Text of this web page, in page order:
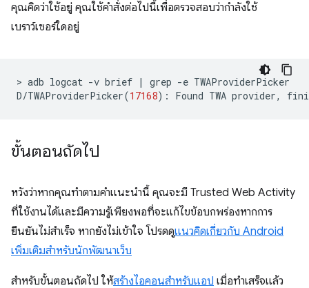
คุณคิดว่าใช้อยู่ คุณใช้คำสั่งต่อไปนี้เพื่อตรวจสอบว่ากำลังใช้
เบราว์เซอร์ใดอยู่
> adb logcat -v brief | grep -e TWAProviderPicker
D/TWAProviderPicker(17168) : Found TWA provider,
ขั้นตอนถัดไป
หวังว่าหากคุณทำตามคำแนะนำนี้ คุณจะมี Trusted Web Activity
ที่ใช้งานได้และมีความรู้เพียงพอที่จะแก้ไขข้อบกพร่องหากการ
ยืนยันไม่สำเร็จ หากยังไม่เข้าใจ โปรดดูแนวคิดเกี่ยวกับ Android
เพิ่มเติมสำหรับนักพัฒนาเว็บ
สำหรับขั้นตอนถัดไป ให้สร้างไอคอนสำหรับแอป เมื่อทำเสร็จแล้ว